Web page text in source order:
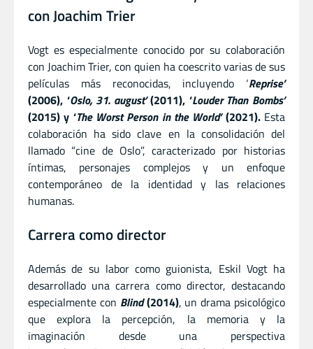
con Joachim Trier
Vogt es especialmente conocido por su colaboración
con Joachim Trier, con quien ha coescrito varias de sus
películas más reconocidas, incluyendo ‘Reprise’
(2006), ‘Oslo, 31. august’(2011), ‘Louder Than Bombs’
(2015) y ‘The Worst Person in the World’(2021). Esta
colaboración ha sido clave en la consolidación del
llamado “cine de Oslo”, caracterizado por historias
íntimas, personajes complejos y un enfoque
contemporáneo de la identidad y las relaciones
humanas.
Carrera como director
Además de su labor como guionista, Eskil Vogt ha
desarrollado una carrera como director, destacando
especialmente con Blind(2014), un drama psicológico
que explora la percepción, la memoria y la
imaginación desde una perspectiva